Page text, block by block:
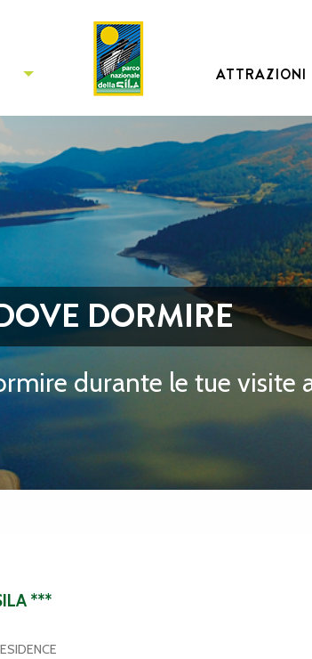
ATTRAZIONI
DORMIRE
durante le tue visite
***